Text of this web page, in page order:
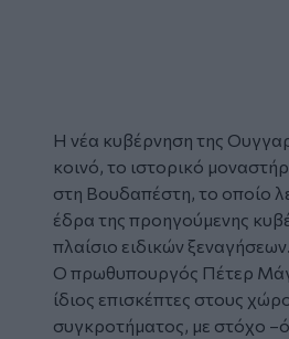
Η νέα κυβέρνηση της
κοινό, το ιστορικό
στη Βουδαπέστη, το οποίο
έδρα της προηγούμενης
πλαίσιο ειδικών ξεναγήσεων.
Ο πρωθυπουργός Πέτερ
ίδιος επισκέπτες στους
συγκροτήματος, με στόχο